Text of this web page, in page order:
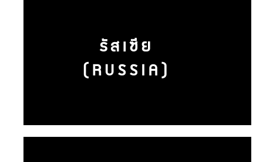
รัสเซีย
(RUSSIA)